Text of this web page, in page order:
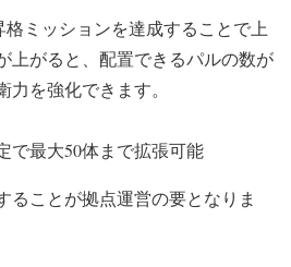
格ミッションを達成することで上
上がると、配置できるパルの数が
を強化できます。
で最大50体まで拡張可能
ることが拠点運営の要となりま